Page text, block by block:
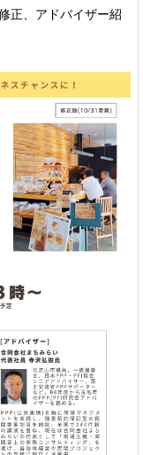
正、アドバイザー紹